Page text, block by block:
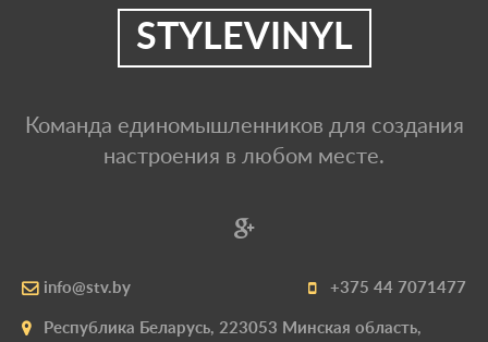
STYLEVINYL
Команда единомышленников для создания
настроения в любом месте.
info@stv.by +375 44 7071477
Республика Беларусь, 223053 Минская область,